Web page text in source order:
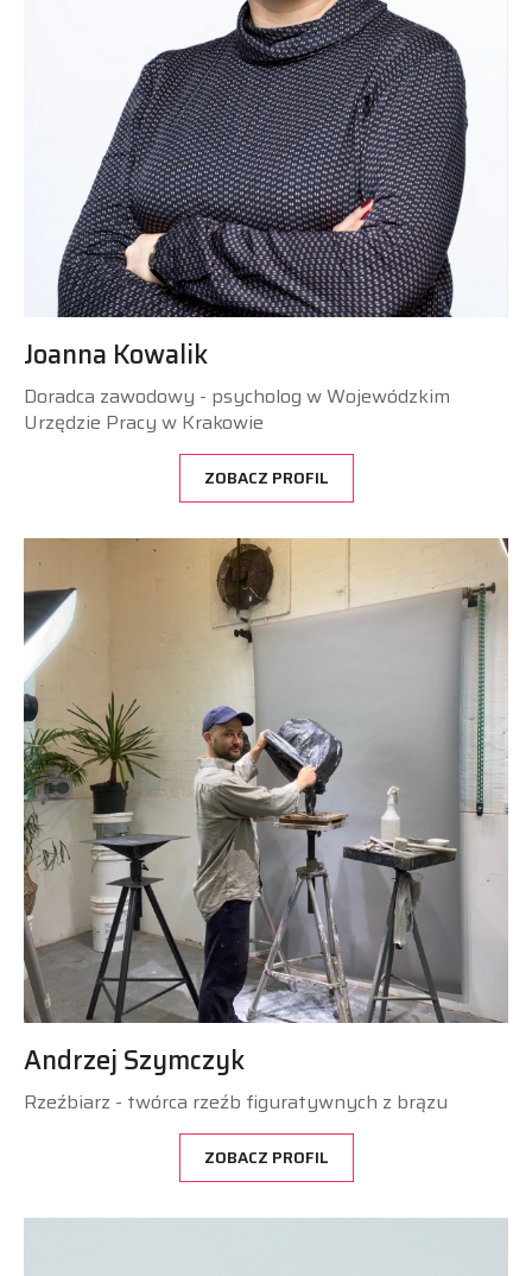
Joanna Kowalik
Doradca zawodowy - psycholog w Wojewódzkim
Urzędzie Pracy w Krakowie
ZOBACZ PROFIL
Andrzej Szymczyk
Rzeźbiarz - twórca rzeźb figuratywnych z brązu
ZOBACZ PROFIL